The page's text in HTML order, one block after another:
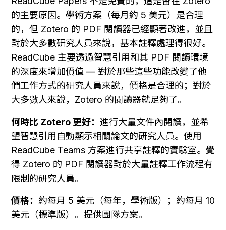
的主要原因。學術方案（每月約 5 美元）是合理
的，但 Zotero 的 PDF 閱讀器已經顯著改進，並且
對於大多數研究人員來說，基本註釋處理得很好。
ReadCube 主要透過智慧引用和其 PDF 閱讀環境
的深度來增加價值 — 對於那些這些功能改變了他
們工作方式的研究人員來說，價格是合理的；對於
大多數人來說，Zotero 的閱讀器就足夠了。
何時比 Zotero 更好： 進行大量文件內閱讀，並希
望智慧引用自動顯示相關論文的研究人員。使用
ReadCube Teams 方案進行共享註釋的實驗室。覺
得 Zotero 的 PDF 閱讀器對於大量註釋工作流程有
限制的研究人員。
價格： 約每月 5 美元（每年，學術版）；約每月 10
美元（標準版）。提供團隊方案。